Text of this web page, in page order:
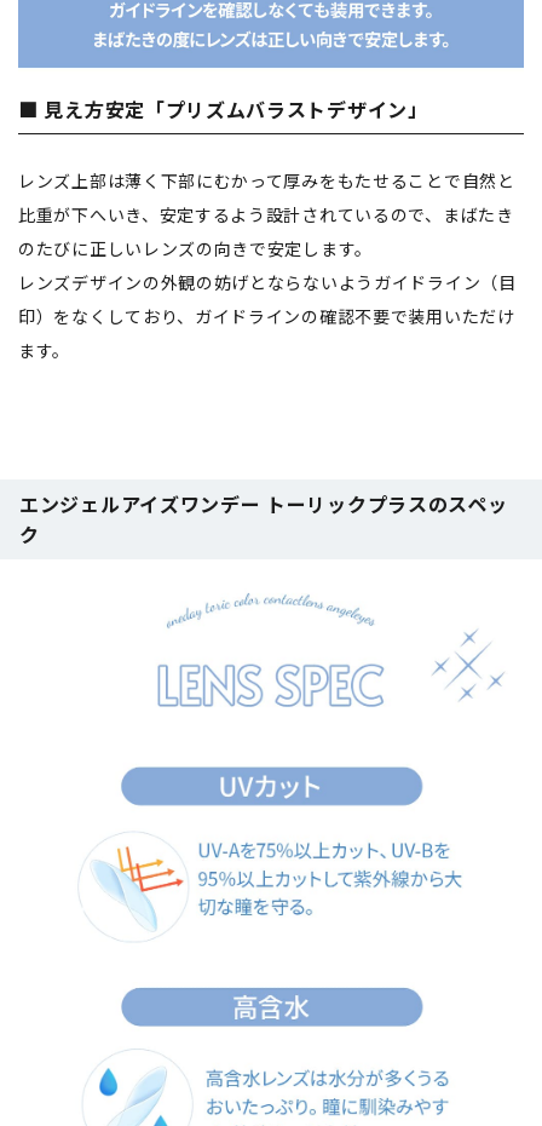
■ 見え方安定「プリズムバラストデザイン」
レンズ上部は薄く下部にむかって厚みをもたせることで自然と
比重が下へいき、安定するよう設計されているので、まばたき
のたびに正しいレンズの向きで安定します。
レンズデザインの外観の妨げとならないようガイドライン（目
印）をなくしており、ガイドラインの確認不要で装用いただけ
ます。
エンジェルアイズワンデー トーリックプラスのスペッ
ク